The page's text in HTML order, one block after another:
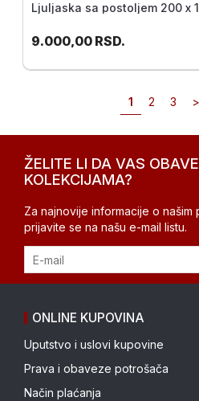
Ljuljaska sa postoljem 200 x
9.000,00 RSD.
1 2 3 >
ŽELITE LI DA VAS
KOLEKCIJAMA?
Za najnovije informacije o
prijavite se na našu e-mail listu.
ONLINE KUPOVINA
Uputstvo i uslovi kupovine
Prava i obaveze potrošača
Način plaćanja